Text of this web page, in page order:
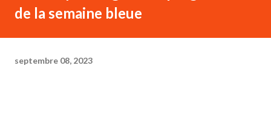
de la semaine bleue
septembre 08, 2023